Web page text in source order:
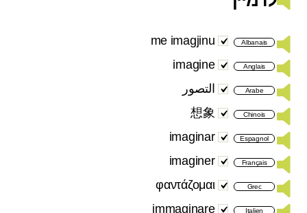
Albanais
me imagjinu
Anglais
imagine
Arabe التصور
Chinois
想象
Espagnol
imaginar
Français
imaginer
Grec
φαντάζομαι
Italien
immaginare